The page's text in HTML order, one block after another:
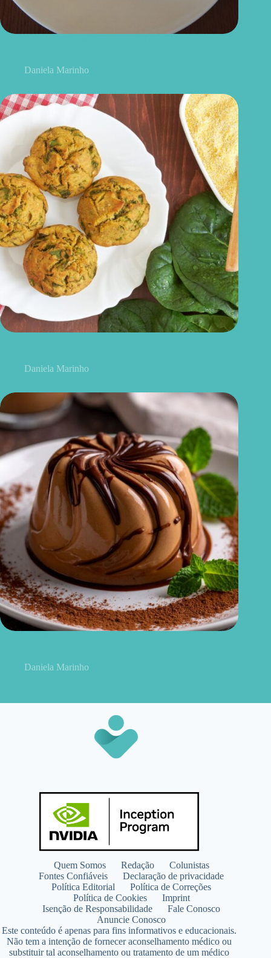
Daniela Marinho
Daniela Marinho
Daniela Marinho
Quem Somos Redação
Colunistas
Fontes Confiáveis
Declaração de privacidade
Política Editorial
Política de Correções
Política de Cookies
Imprint
Isenção de Responsabilidade
Fale Conosco
Anuncie Conosco
Este conteúdo é apenas para fins informativos e educacionais.
Não tem a intenção de fornecer aconselhamento médico ou
substituir tal aconselhamento ou tratamento de um médico